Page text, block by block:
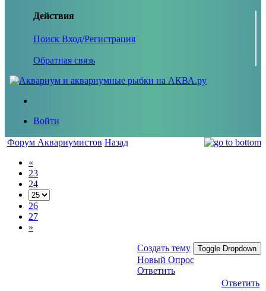
Действия
Поиск Вход/Регистрация
Обратная связь
Войти
Форум Аквариумистов Назад
«
23
24
26
27
»
Создать тему Toggle Dropdown
Новый Опрос
Ответить
Ответить